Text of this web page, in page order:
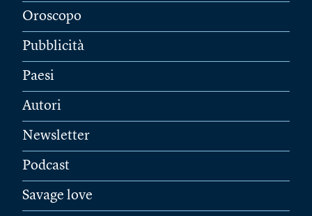
Oroscopo
Pubblicità
Paesi
Autori
Newsletter
Podcast
Savage love